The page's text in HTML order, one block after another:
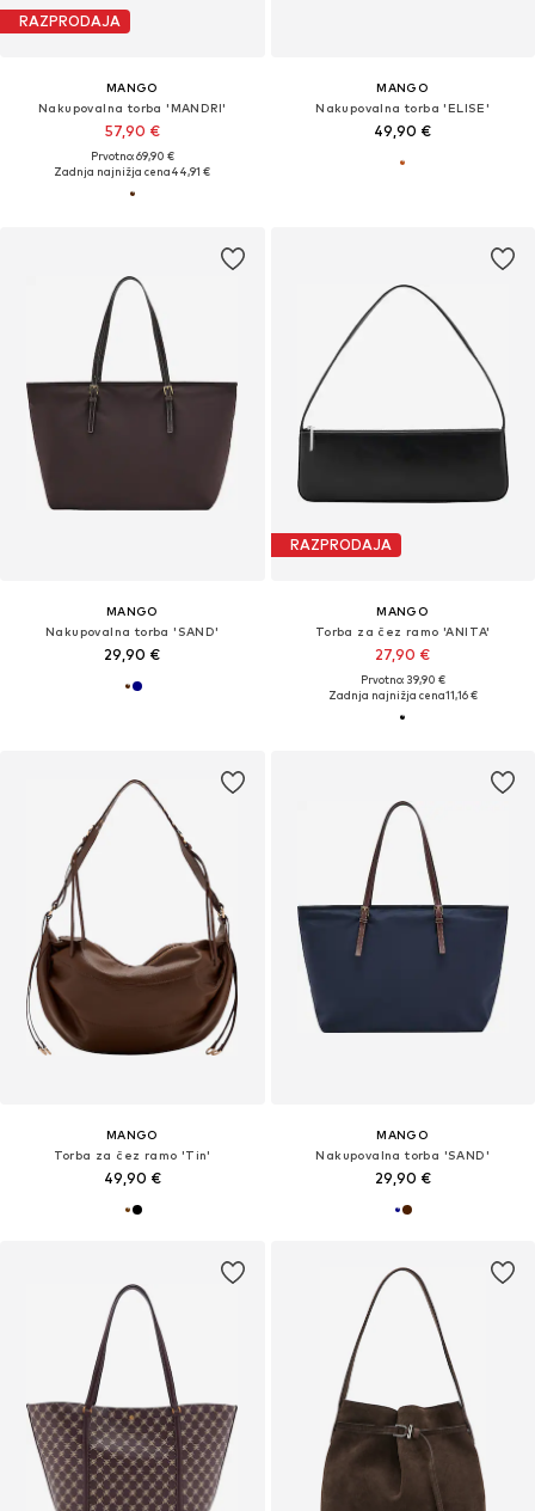
RAZPRODAJA
MANGO
Nakupovalna torba 'MANDRI'
57,90 €
Prvotno: 69,90 €
Zadnja najnižja cena44,91 €
MANGO
Nakupovalna torba 'ELISE'
49,90 €
MANGO
Nakupovalna torba 'SAND'
29,90 €
RAZPRODAJA
MANGO
Torba za čez ramo 'ANITA'
27,90 €
Prvotno: 39,90 €
Zadnja najnižja cena11,16 €
MANGO
Torba za čez ramo 'Tin'
49,90 €
MANGO
Nakupovalna torba 'SAND'
29,90 €